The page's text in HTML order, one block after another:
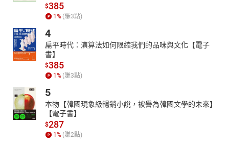
$385
1 % (賺3點)
4
扁平時代：演算法如何限縮我們的品味與文化【電子
書】
$385
1 % (賺3點)
5
本物【韓國現象級暢銷小說，被譽為韓國文學的未來】
【電子書】
$287
1 % (賺2點)